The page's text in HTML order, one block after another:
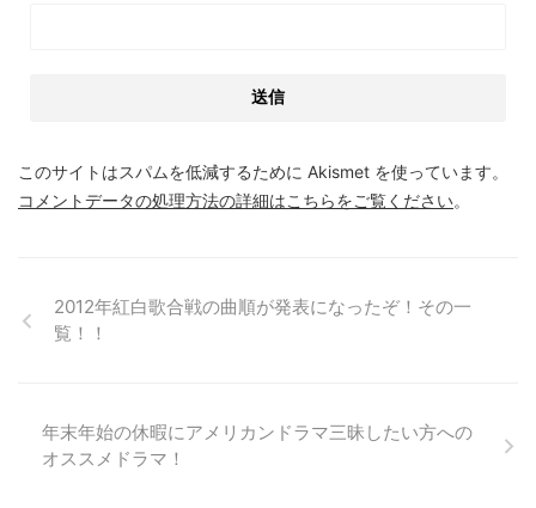
このサイトはスパムを低減するために Akismet を使っています。
コメントデータの処理方法の詳細はこちらをご覧ください。
2012年紅白歌合戦の曲順が発表になったぞ！その一
覧！！
年末年始の休暇にアメリカンドラマ三昧したい方への
オススメドラマ！